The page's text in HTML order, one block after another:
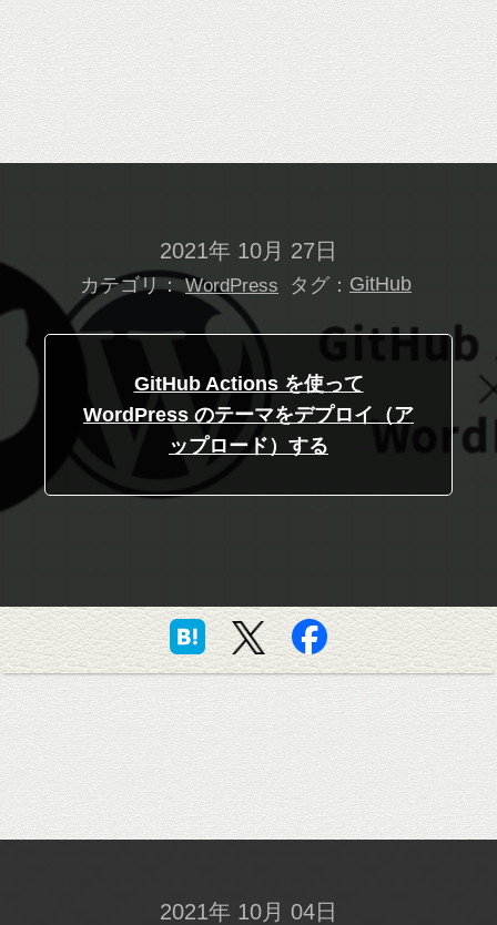
2021年 10月 27日
カテゴリ： WordPress タグ： GitHub
GitHub Actions を使って
WordPress のテーマをデプロイ（ア
ップロード）する
2021年 10月 04日